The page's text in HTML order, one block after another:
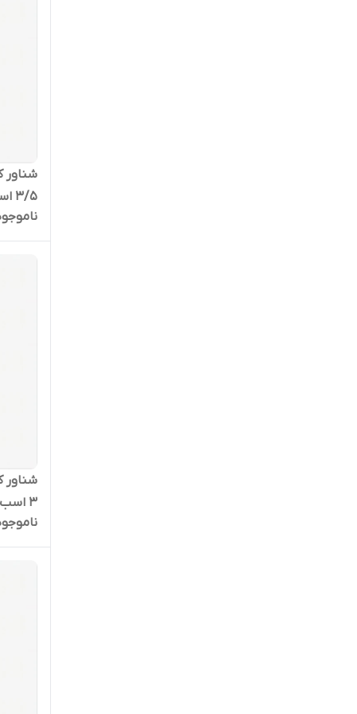
3/5 اسب تکفاز مدل 4SDM-4/28
3 اسب تکفاز مدل 4SDM-4/24